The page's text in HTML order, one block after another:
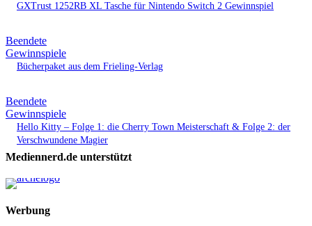
GXTrust 1252RB XL Tasche für Nintendo Switch 2 Gewinnspiel
Beendete
Gewinnspiele
Bücherpaket aus dem Frieling-Verlag
Beendete
Gewinnspiele
Hello Kitty – Folge 1: die Cherry Town Meisterschaft & Folge 2: der
Verschwundene Magier
Mediennerd.de unterstützt
Werbung